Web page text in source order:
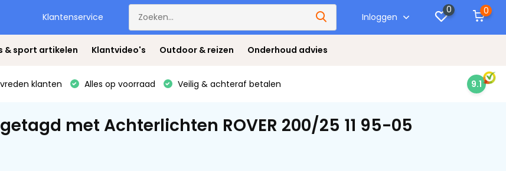
Klantenservice Inloggen
0 0
& sport artikelen Klantvideo's Outdoor & reizen Onderhoud advies
klanten Alles op voorraad Veilig & achteraf betalen 9.1
met Achterlichten ROVER 200/25 11 95-05